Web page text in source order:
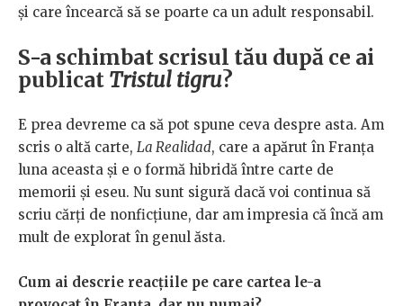
și care încearcă să se poarte ca un adult responsabil.
S-a schimbat scrisul tău după ce ai
publicat Tristul tigru?
E prea devreme ca să pot spune ceva despre asta. Am
scris o altă carte, La Realidad, care a apărut în Franța
luna aceasta și e o formă hibridă între carte de
memorii și eseu. Nu sunt sigură dacă voi continua să
scriu cărți de nonficțiune, dar am impresia că încă am
mult de explorat în genul ăsta.
Cum ai descrie reacțiile pe care cartea le-a